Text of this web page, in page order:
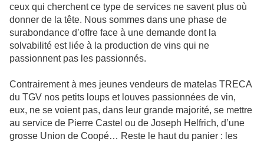
ceux qui cherchent ce type de services ne savent plus où
donner de la tête. Nous sommes dans une phase de
surabondance d’offre face à une demande dont la
solvabilité est liée à la production de vins qui ne
passionnent pas les passionnés.
Contrairement à mes jeunes vendeurs de matelas TRECA
du TGV nos petits loups et louves passionnées de vin,
eux, ne se voient pas, dans leur grande majorité, se mettre
au service de Pierre Castel ou de Joseph Helfrich, d’une
grosse Union de Coopé… Reste le haut du panier : les